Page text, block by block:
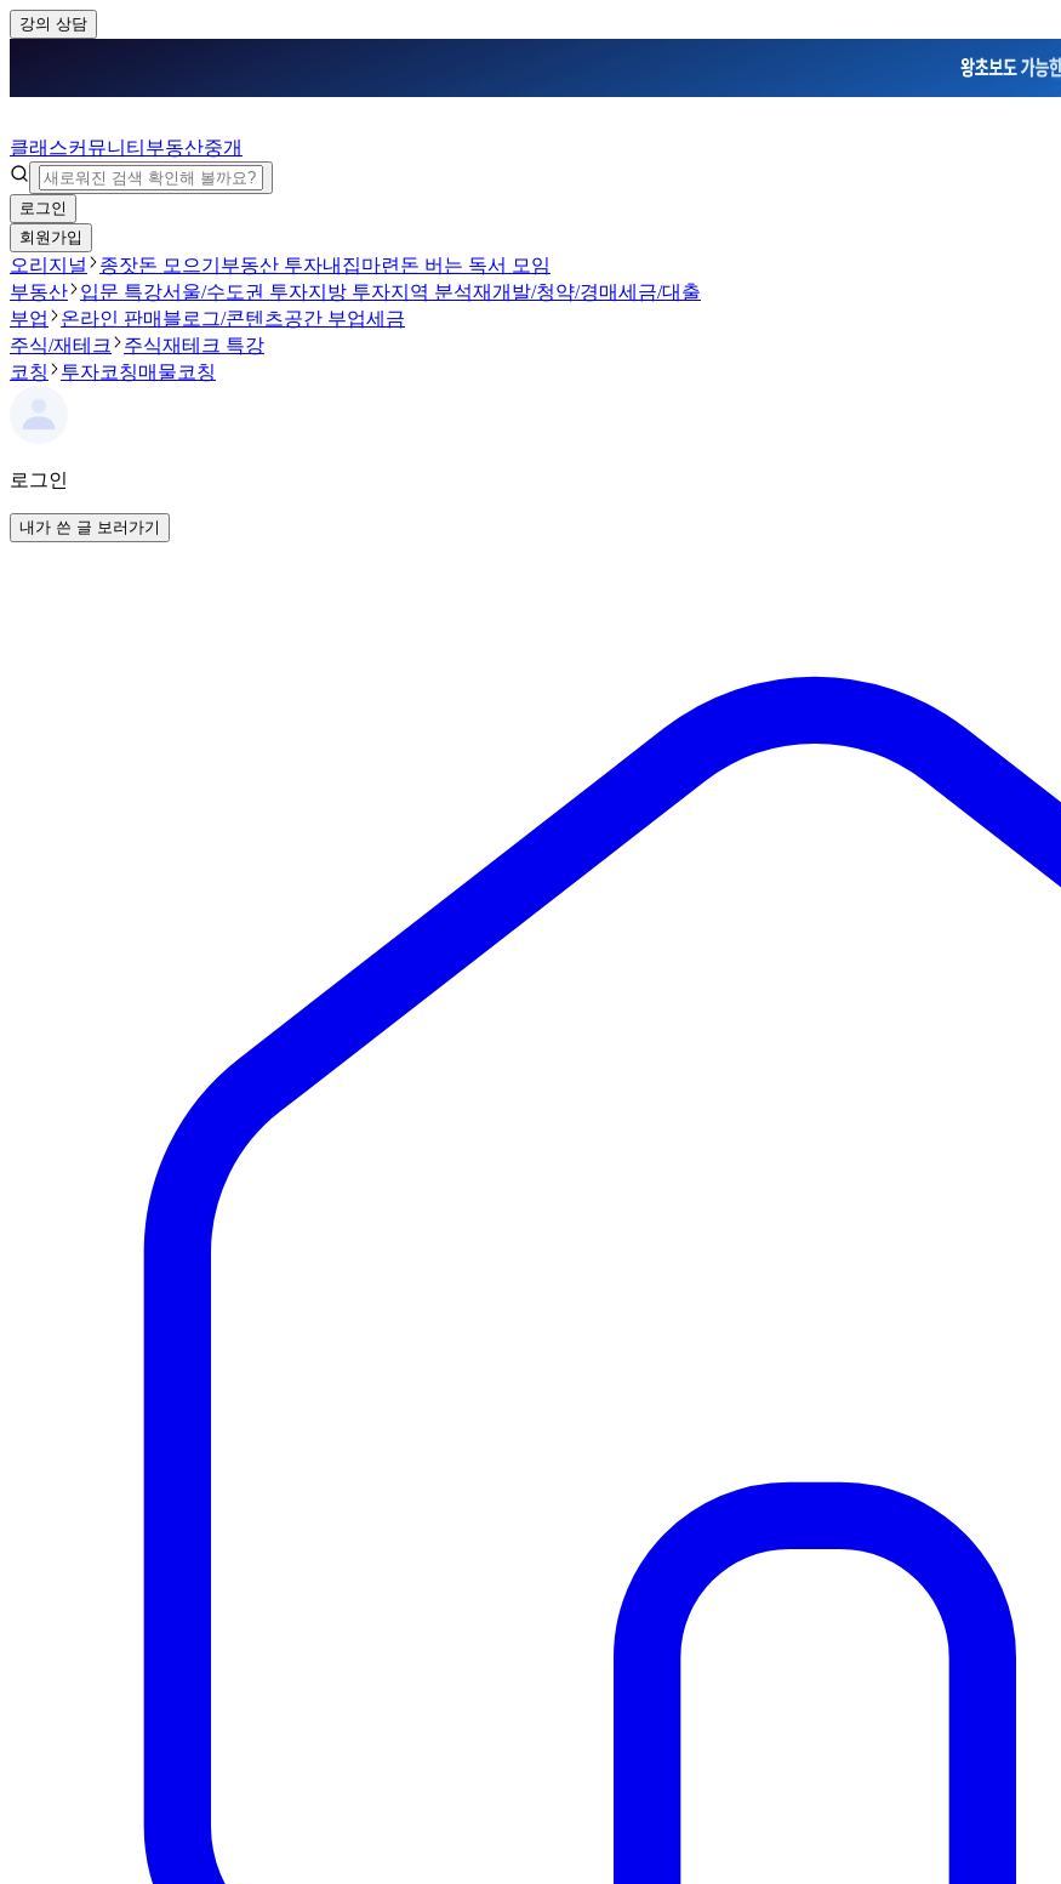
강의 상담
클래스커뮤니티 부동산중개
로그인
회원가입
오리지널 종잣돈 모으기 부동산 투자내집마련 돈 버는 독서 모임
부동산
입문 특강서울/수도권 투자지방 투자지역 분석재개발/청약/경매세금/대출
부업
온라인 판매 블로그/콘텐츠공간 부업세금
주식/재테크
주식재테크 특강
코칭
투자코칭매물코칭
로그인
내가 쓴 글 보러가기